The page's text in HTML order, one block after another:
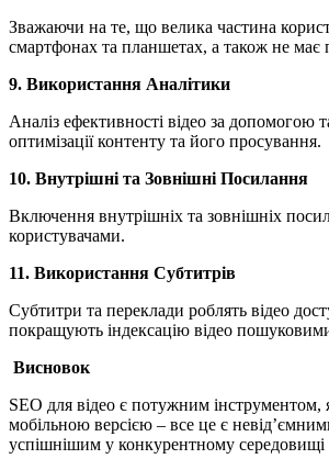
Зважаючи на те, що велика частина
смартфонах та планшетах, а також не має
9. Використання Аналітики
Аналіз ефективності відео за
оптимізації контенту та його просування.
10. Внутрішні та Зовнішні Посилання
Включення внутрішніх та зовнішніх
користувачами.
11. Використання Субтитрів
Субтитри та переклади роблять відео
покращують індексацію відео
Висновок
SEO для відео є потужним інструментом,
мобільною версією – все це є
успішнішим у конкурентному середовищі